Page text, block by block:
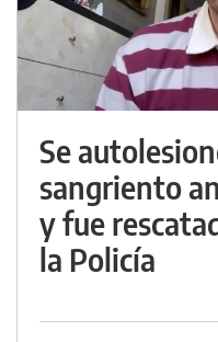
Se
sangriento
y fue
la Policía